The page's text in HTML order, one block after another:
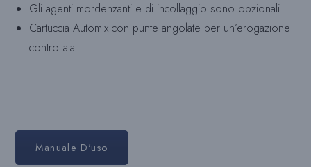
Gli agenti mordenzanti e di incollaggio sono opzionali
Cartuccia Automix con punte angolate per un’erogazione
controllata
Manuale D'uso